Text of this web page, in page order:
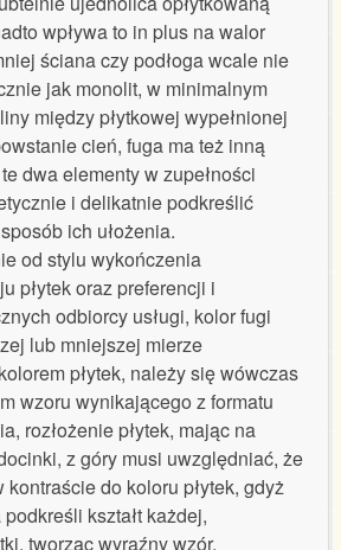
wpływa to in plus na walor
ściana czy podłoga wcale nie
jak monolit, w minimalnym
między płytkowej wypełnionej
cień, fuga ma też inną
dwa elementy w zupełności
i delikatnie podkreślić
ich ułożenia.
od stylu wykończenia
płytek oraz preferencji i
odbiorcy usługi, kolor fugi
lub mniejszej mierze
płytek, należy się wówczas
wzoru wynikającego z formatu
rozłożenie płytek, mając na
z góry musi uwzględniać, że
do koloru płytek, gdyż
kształt każdej,
tworząc wyraźny wzór.